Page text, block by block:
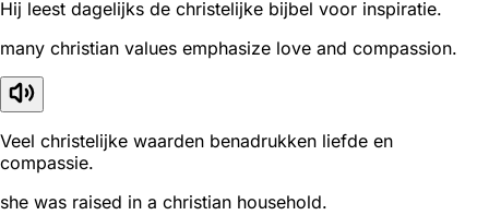
Hij leest dagelijks de christelijke bijbel voor inspiratie.
many christian values emphasize love and compassion.
Veel christelijke waarden benadrukken liefde en
compassie.
she was raised in a christian household.